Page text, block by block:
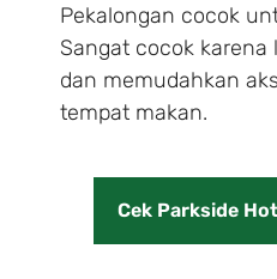
Pekalongan cocok
Sangat cocok karena
dan memudahkan
tempat makan.
Cek Parkside